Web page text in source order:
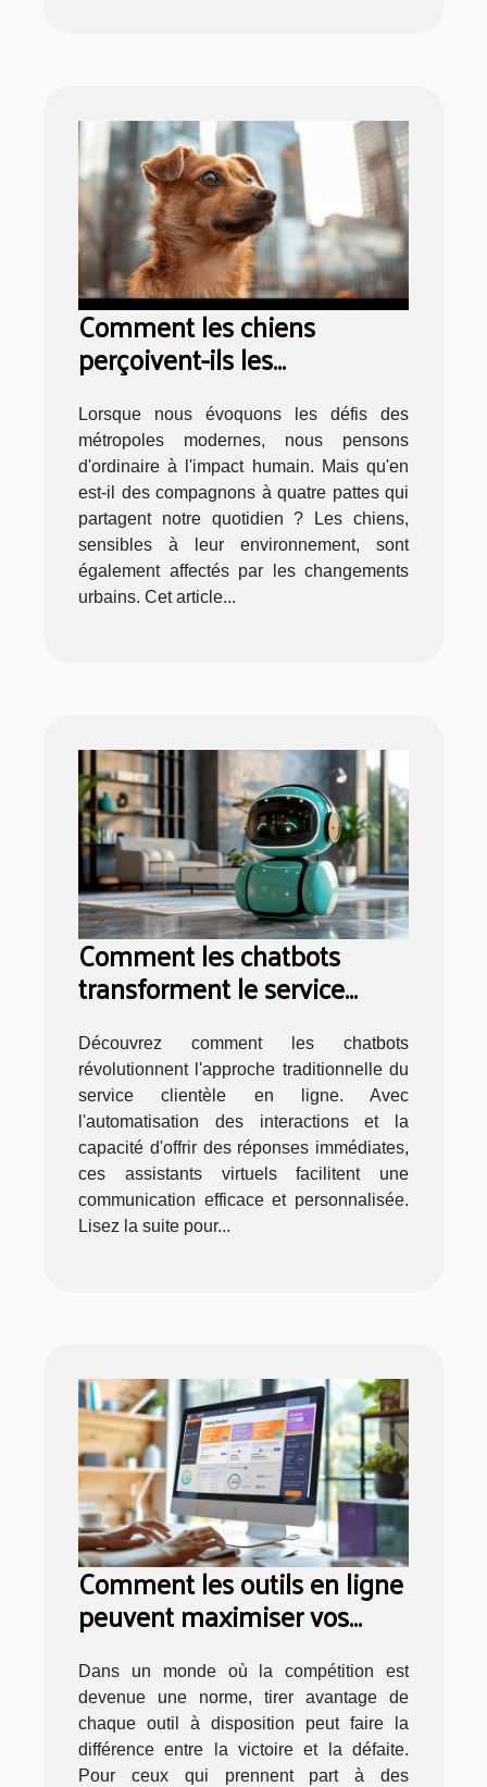
Comment les chiens
perçoivent-ils les
problématiques urbaines
modernes ?
Lorsque nous évoquons les défis des
métropoles modernes, nous pensons
d'ordinaire à l'impact humain. Mais qu'en
est-il des compagnons à quatre pattes qui
partagent notre quotidien ? Les chiens,
sensibles à leur environnement, sont
également affectés par les changements
urbains. Cet article...
Comment les chatbots
transforment le service
Découvrez comment les chatbots
révolutionnent l'approche traditionnelle du
service clientèle en ligne. Avec
l'automatisation des interactions et la
capacité d'offrir des réponses immédiates,
ces assistants virtuels facilitent une
communication efficace et personnalisée.
Lisez la suite pour...
Comment les outils en ligne
peuvent maximiser vos
gains dans les concours
Dans un monde où la compétition est
devenue une norme, tirer avantage de
chaque outil à disposition peut faire la
différence entre la victoire et la défaite.
Pour ceux qui prennent part à des